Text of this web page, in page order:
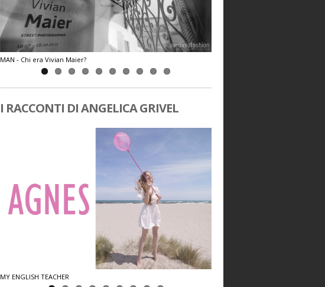
MAN - Chi era Vivian Maier?
I RACCONTI DI ANGELICA GRIVEL
MY ENGLISH TEACHER